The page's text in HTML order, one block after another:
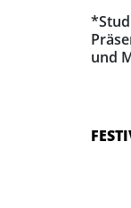
und